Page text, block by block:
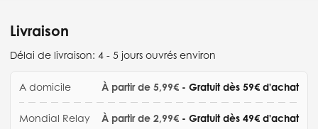
Livraison
Délai de livraison: 4 - 5 jours ouvrés environ
A domicile À partir de 5,99€ - Gratuit dès 59€ d'achat
Mondial Relay À partir de 2,99€ - Gratuit dès 49€ d'achat